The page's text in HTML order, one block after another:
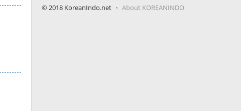
© 2018 KoreanIndo.net About KOREANINDO